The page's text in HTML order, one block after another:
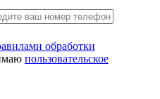
обработки
пользовательское